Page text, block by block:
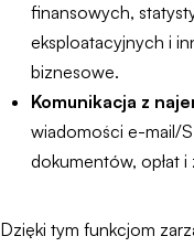
finansowych,
eksploatacyjnych i
biznesowe.
Komunikacja z
wiadomości e-mail/
dokumentów, opłat i
Dzięki tym funkcjom